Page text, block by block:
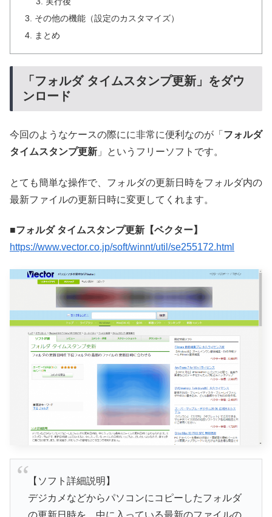
その他の機能（設定のカスタマイズ）
まとめ
「フォルダ タイムスタンプ更新」をダウ
ンロード
今回のようなケースの際にに非常に便利なのが「 フォルダ
タイムスタンプ更新 」というフリーソフトです。
とても簡単な操作で、フォルダの更新日時をフォルダ内の
最新ファイルの更新日時に変更してくれます。
■フォルダ タイムスタンプ更新【ベクター】
https://www.vector.co.jp/soft/winnt/util/se255172.html
【ソフト詳細説明】
デジカメなどからパソコンにコピーしたフォルダ